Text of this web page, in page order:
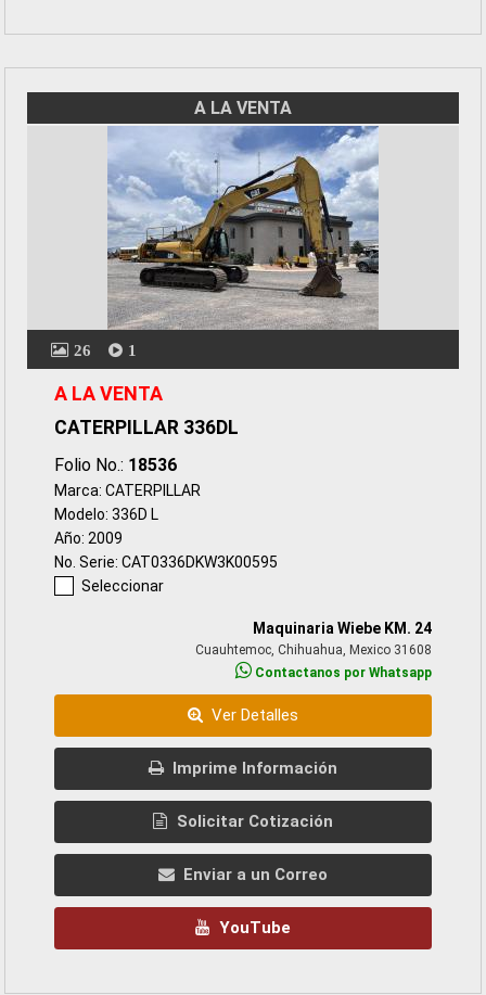
A LA VENTA
26 1
A LA VENTA
CATERPILLAR 336DL
Folio No.: 18536
Marca: CATERPILLAR
Modelo: 336D L
Año: 2009
No. Serie: CAT0336DKW3K00595
Seleccionar
Maquinaria Wiebe KM. 24
Cuauhtemoc, Chihuahua, Mexico 31608
Contactanos por Whatsapp
Ver Detalles
Imprime Información
Solicitar Cotización
Enviar a un Correo
YouTube